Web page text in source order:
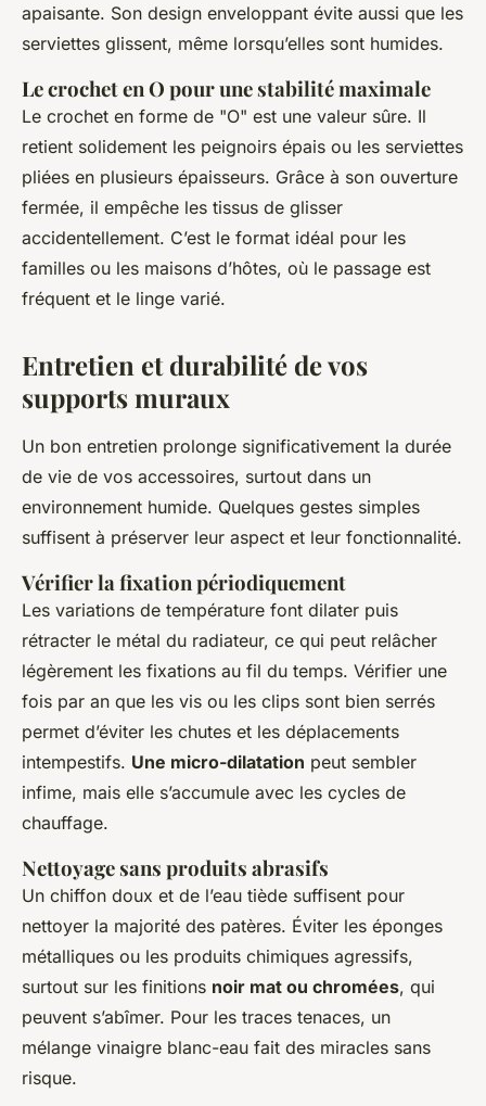
apaisante. Son design enveloppant évite aussi que les
serviettes glissent, même lorsqu’elles sont humides.
Le crochet en O pour une stabilité maximale
Le crochet en forme de "O" est une valeur sûre. Il
retient solidement les peignoirs épais ou les serviettes
pliées en plusieurs épaisseurs. Grâce à son ouverture
fermée, il empêche les tissus de glisser
accidentellement. C’est le format idéal pour les
familles ou les maisons d’hôtes, où le passage est
fréquent et le linge varié.
Entretien et durabilité de vos
supports muraux
Un bon entretien prolonge significativement la durée
de vie de vos accessoires, surtout dans un
environnement humide. Quelques gestes simples
suffisent à préserver leur aspect et leur fonctionnalité.
Vérifier la fixation périodiquement
Les variations de température font dilater puis
rétracter le métal du radiateur, ce qui peut relâcher
légèrement les fixations au fil du temps. Vérifier une
fois par an que les vis ou les clips sont bien serrés
permet d’éviter les chutes et les déplacements
intempestifs. Une micro-dilatation peut sembler
infime, mais elle s’accumule avec les cycles de
chauffage.
Nettoyage sans produits abrasifs
Un chiffon doux et de l’eau tiède suffisent pour
nettoyer la majorité des patères. Éviter les éponges
métalliques ou les produits chimiques agressifs,
surtout sur les finitions noir mat ou chromées, qui
peuvent s’abîmer. Pour les traces tenaces, un
mélange vinaigre blanc-eau fait des miracles sans
risque.